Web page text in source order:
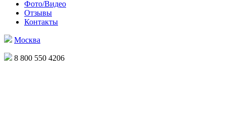
Фото/Видео
Отзывы
Контакты
Москва
8 800 550 4206